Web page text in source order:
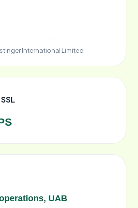
International Limited
UAB